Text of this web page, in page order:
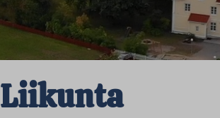
Liikunta